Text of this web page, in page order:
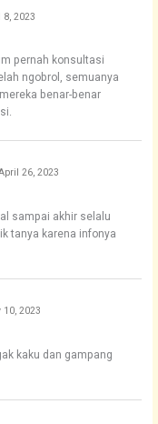
2023
pernah konsultasi
ngobrol, semuanya
benar-benar
26, 2023
sampai akhir selalu
tanya karena infonya
10, 2023
kaku dan gampang